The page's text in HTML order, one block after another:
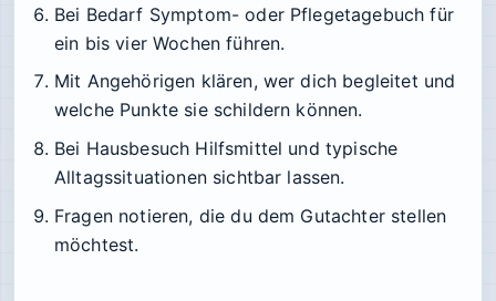
Bei Bedarf Symptom- oder Pflegetagebuch für
ein bis vier Wochen führen.
Mit Angehörigen klären, wer dich begleitet und
welche Punkte sie schildern können.
Bei Hausbesuch Hilfsmittel und typische
Alltagssituationen sichtbar lassen.
Fragen notieren, die du dem Gutachter stellen
möchtest.